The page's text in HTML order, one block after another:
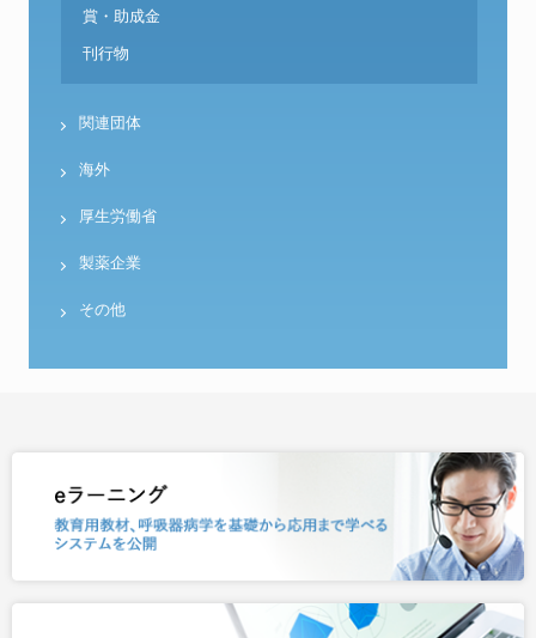
賞・助成金
刊行物
関連団体
海外
厚生労働省
製薬企業
その他